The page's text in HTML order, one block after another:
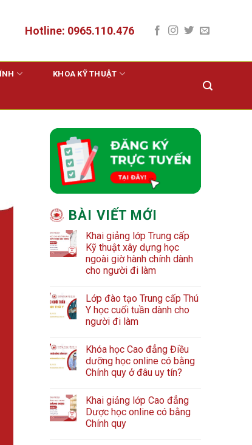
Hotline: 0965.110.476
KHOA KỸ THUẬT
BÀI VIẾT MỚI
Khai giảng lớp Trung cấp
Kỹ thuật xây dựng học
ngoài giờ hành chính dành
cho người đi làm
Lớp đào tạo Trung cấp Thú
Y học cuối tuần dành cho
người đi làm
Khóa học Cao đẳng Điều
dưỡng học online có bằng
Chính quy ở đâu uy tín?
Khai giảng lớp Cao đẳng
Dược học online có bằng
Chính quy